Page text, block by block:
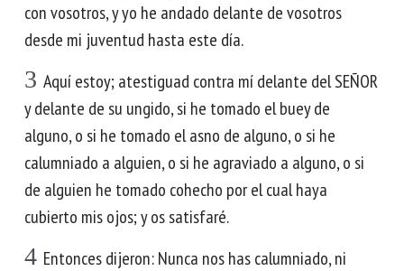
con vosotros, y yo he andado delante de vosotros
desde mi juventud hasta este día.
3 Aquí estoy; atestiguad contra mí delante del SEÑOR
y delante de su ungido, si he tomado el buey de
alguno, o si he tomado el asno de alguno, o si he
calumniado a alguien, o si he agraviado a alguno, o si
de alguien he tomado cohecho por el cual haya
cubierto mis ojos; y os satisfaré.
4 Entonces dijeron: Nunca nos has calumniado, ni